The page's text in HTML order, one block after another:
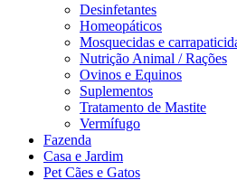
Desinfetantes
Homeopáticos
Mosquecidas e
Nutrição Animal / Rações
Ovinos e Equinos
Suplementos
Tratamento de Mastite
Vermífugo
Fazenda
Casa e Jardim
Pet Cães e Gatos